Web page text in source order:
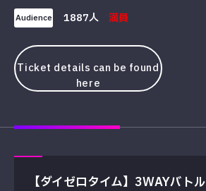
Audience 1887人 満員
Ticket details can be found
here
【ダイゼロタイム】3WAYバトル